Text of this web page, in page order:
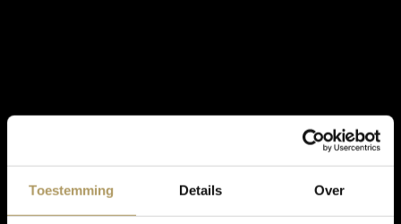
Toestemming Details Over